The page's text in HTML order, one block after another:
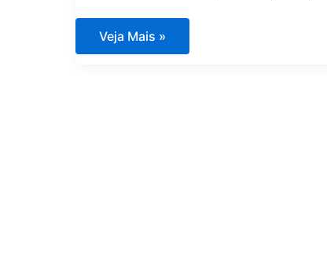
Serviços
Veja Mais »